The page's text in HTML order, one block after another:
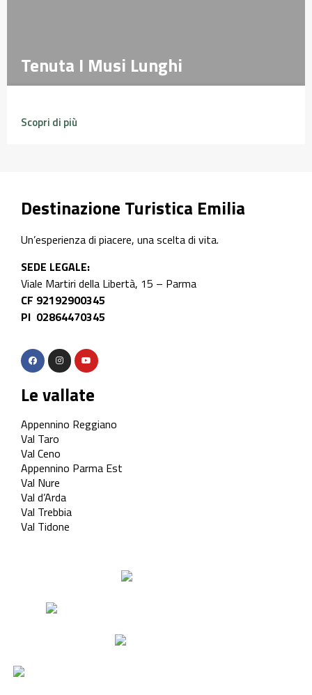
Tenuta I Musi Lunghi
Tenuta I Musi Lunghi
Scopri di più
Destinazione Turistica Emilia
Un’esperienza di piacere, una scelta di vita.
SEDE LEGALE:
Viale Martiri della Libertà, 15 – Parma
CF 92192900345
PI 02864470345
Le vallate
Appennino Reggiano
Val Taro
Val Ceno
Appennino Parma Est
Val Nure
Val d’Arda
Val Trebbia
Val Tidone